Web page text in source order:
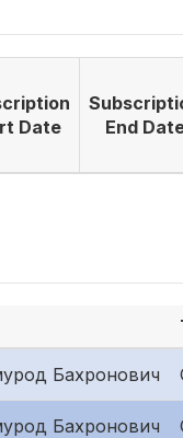
Date
End
Бахронович
Бахронович